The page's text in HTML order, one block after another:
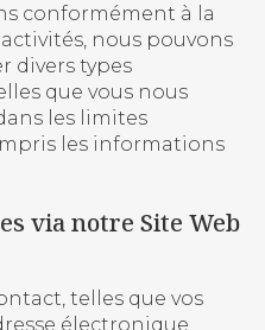
conformément à la
nous pouvons
divers types
que vous nous
les limites
les informations
via notre Site Web
telles que vos
électronique,